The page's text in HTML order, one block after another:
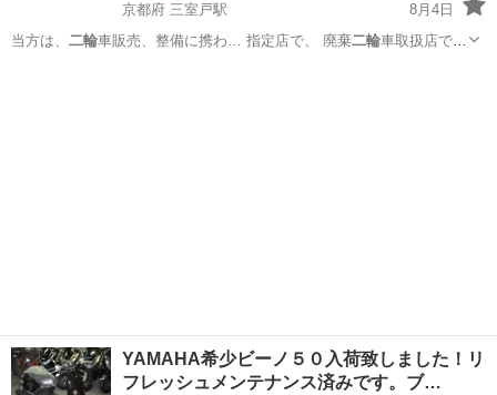
京都府 三室戸駅
8月4日
当方は、 二輪車販売、整備に携わ… 指定店で、 廃棄二輪車取扱店で
YAMAHA希少ビーノ５０入荷致しました！リ
フレッシュメンテナンス済みです。ブ…